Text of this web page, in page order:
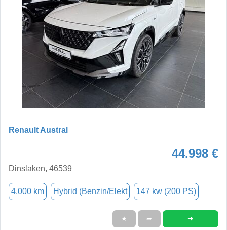
Renault Austral
44.998 €
Dinslaken, 46539
4.000 km Hybrid (Benzin/Elekt 147 kw (200 PS)
★ ➦ ➜